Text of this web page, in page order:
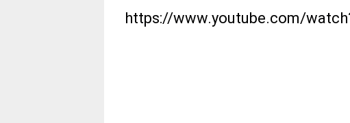
https://www.youtube.com/